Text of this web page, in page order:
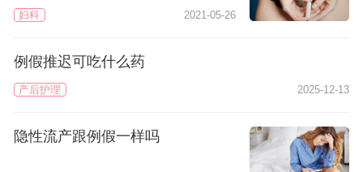
快了
妇科 2021-05-26
例假推迟可吃什么药
产后护理 2025-12-13
隐性流产跟例假一样吗